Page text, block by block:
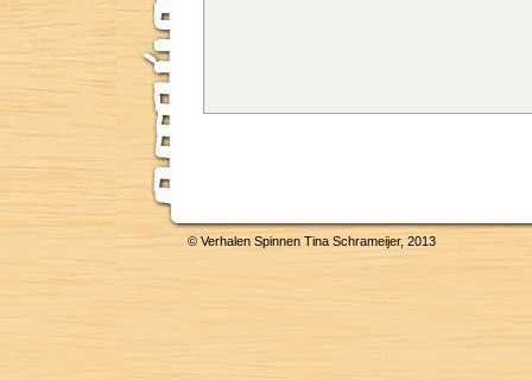
© Verhalen Spinnen Tina Schrameijer, 2013